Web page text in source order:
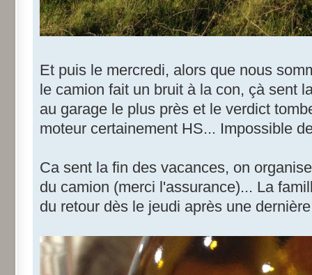
Et puis le mercredi, alors que nous
le camion fait un bruit à la con, çà sent
au garage le plus près et le verdict
moteur certainement HS... Impossible
Ca sent la fin des vacances, on
du camion (merci l'assurance)... La
du retour dès le jeudi après une